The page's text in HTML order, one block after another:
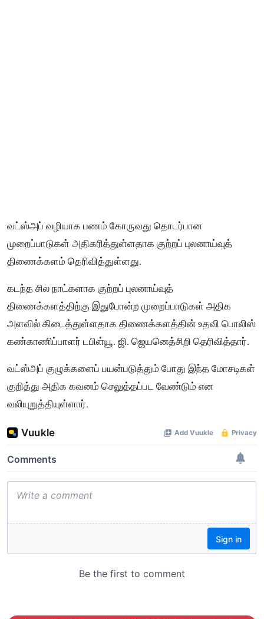
வட்ஸ்அப் வழியாக பணம் கோருவது தொடர்பான
முறைப்பாடுகள் அதிகரித்துள்ளதாக குற்றப் புலனாய்வுத்
திணைக்களம் தெரிவித்துள்ளது.
கடந்த சில நாட்களாக குற்றப் புலனாய்வுத்
திணைக்களத்திற்கு இதுபோன்ற முறைப்பாடுகள் அதிக
அளவில் கிடைத்துள்ளதாக திணைக்களத்தின் உதவி பொலிஸ்
கண்காணிப்பாளர் டபிள்யூ. ஜி. ஜெயனெத்சிறி தெரிவித்தார்.
வட்ஸ்அப் குழுக்களைப் பயன்படுத்தும் போது இந்த மோசடிகள்
குறித்து அதிக கவனம் செலுத்தப்பட வேண்டும் என
வலியுறுத்தியுள்ளார்.